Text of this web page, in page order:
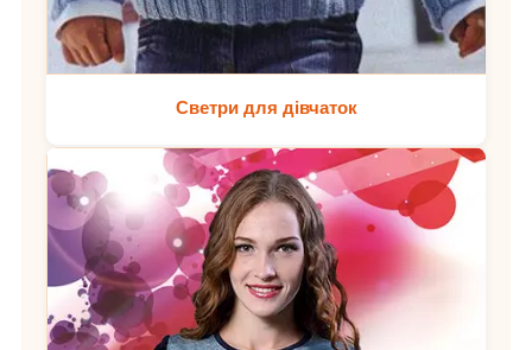
Светри для дівчаток